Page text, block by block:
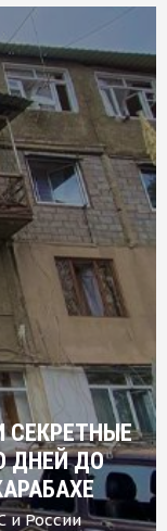
СЕКРЕТНЫЕ
ДНЕЙ ДО
и России